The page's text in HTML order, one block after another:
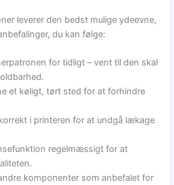
leverer den bedst mulige ydeevne,
du kan følge:
for tidligt – vent til den skal
et køligt, tørt sted for at forhindre
i printeren for at undgå lækage
regelmæssigt for at
komponenter som anbefalet for